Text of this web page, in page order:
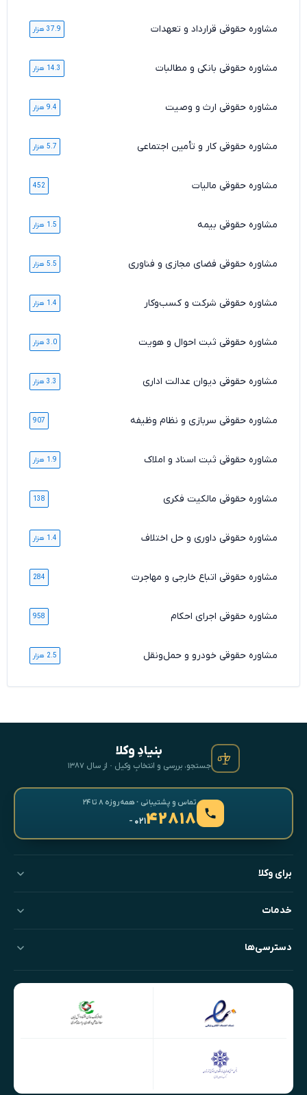
مشاوره حقوقی قرارداد و تعهدات 37.9 هزار
مشاوره حقوقی بانکی و مطالبات 14.3 هزار
مشاوره حقوقی ارث و وصیت 9.4 هزار
مشاوره حقوقی کار و تأمین اجتماعی 5.7 هزار
مشاوره حقوقی مالیات 452
مشاوره حقوقی بیمه 1.5 هزار
مشاوره حقوقی فضای مجازی و فناوری 5.5 هزار
مشاوره حقوقی شرکت و کسب‌وکار 1.4 هزار
مشاوره حقوقی ثبت احوال و هویت 3.0 هزار
مشاوره حقوقی دیوان عدالت اداری 3.3 هزار
مشاوره حقوقی سربازی و نظام وظیفه 907
مشاوره حقوقی ثبت اسناد و املاک 1.9 هزار
مشاوره حقوقی مالکیت فکری 138
مشاوره حقوقی داوری و حل اختلاف 1.4 هزار
مشاوره حقوقی اتباع خارجی و مهاجرت 284
مشاوره حقوقی اجرای احکام 958
مشاوره حقوقی خودرو و حمل‌ونقل 2.5 هزار
بنیادِ وکلا
جستجو، بررسی و انتخابِ وکیل · از سال ۱۳۸۷
تماس و پشتیبانی · همه‌روزه ۸ تا ۲۴
۴۲۸۱۸- ۰۲۱
برای وکلا
خدمات
دسترسی‌ها